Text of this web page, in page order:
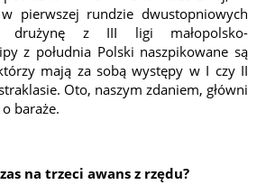
pierwszej rundzie dwustopniowych
z III ligi małopolsko-
z południa Polski naszpikowane są
mają za sobą występy w I czy II
Oto, naszym zdaniem, główni
baraże.
na trzeci awans z rzędu?